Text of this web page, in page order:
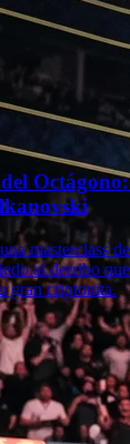
masterclass
al derribo
gran criptonita.